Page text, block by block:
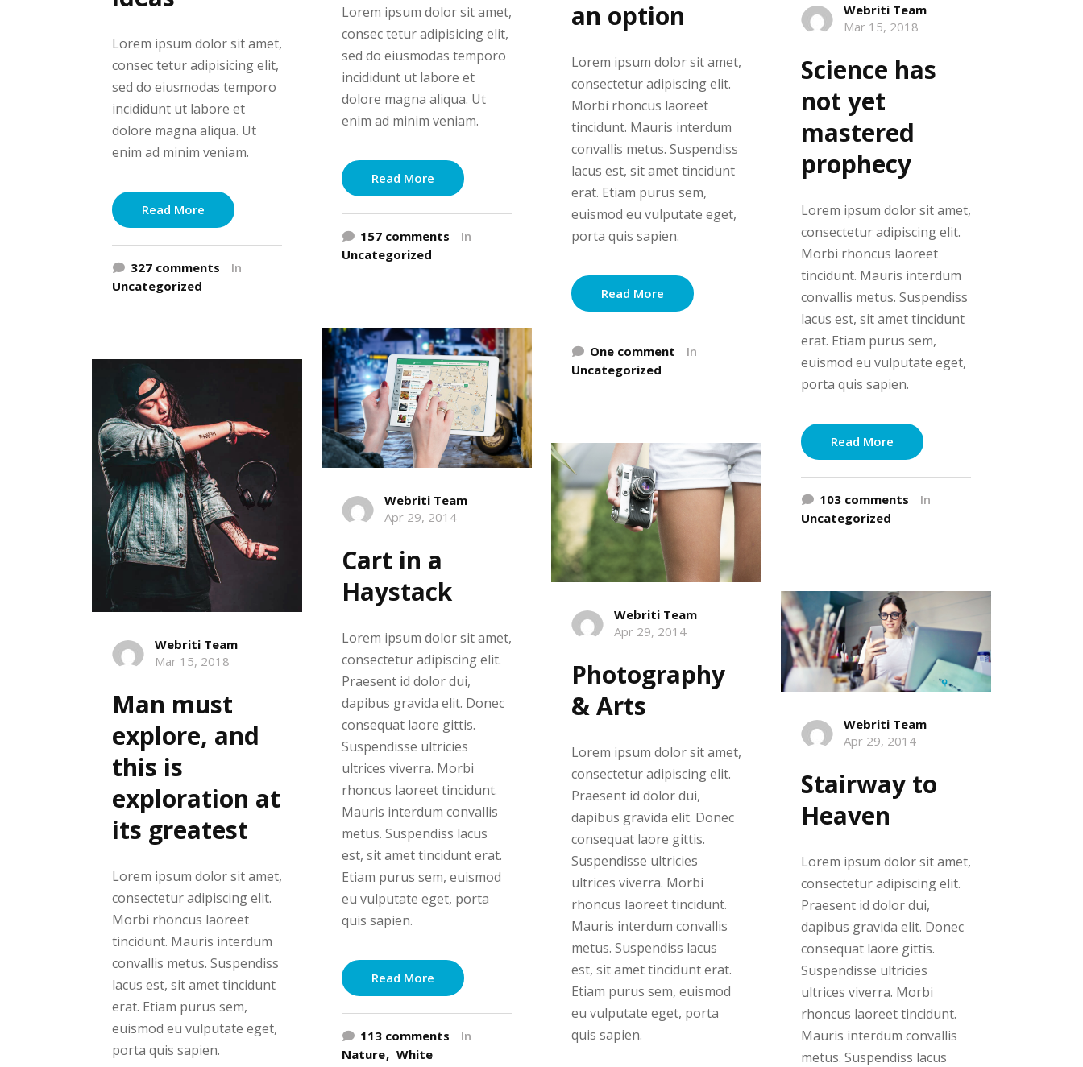
Lorem ipsum dolor sit amet,
consec tetur adipisicing elit,
sed do eiusmodas temporo
incididunt ut labore et
dolore magna aliqua. Ut
enim ad minim veniam.
Read More
327 comments
In
Uncategorized
Webriti Team
Mar 15, 2018
Man must
explore, and
this is
exploration at
its greatest
Lorem ipsum dolor sit amet,
consectetur adipiscing elit.
Morbi rhoncus laoreet
tincidunt. Mauris interdum
convallis metus. Suspendiss
lacus est, sit amet tincidunt
erat. Etiam purus sem,
euismod eu vulputate eget,
porta quis sapien.
Lorem ipsum dolor sit amet,
consec tetur adipisicing elit,
sed do eiusmodas temporo
incididunt ut labore et
dolore magna aliqua. Ut
enim ad minim veniam.
Read More
157 comments
In
Uncategorized
Webriti Team
Apr 29, 2014
Cart in a
Haystack
Lorem ipsum dolor sit amet,
consectetur adipiscing elit.
Praesent id dolor dui,
dapibus gravida elit. Donec
consequat laore gittis.
Suspendisse ultricies
ultrices viverra. Morbi
rhoncus laoreet tincidunt.
Mauris interdum convallis
metus. Suspendiss lacus
est, sit amet tincidunt erat.
Etiam purus sem, euismod
eu vulputate eget, porta
quis sapien.
Read More
113 comments
In
Nature
White
an option
Lorem ipsum dolor sit amet,
consectetur adipiscing elit.
Morbi rhoncus laoreet
tincidunt. Mauris interdum
convallis metus. Suspendiss
lacus est, sit amet tincidunt
erat. Etiam purus sem,
euismod eu vulputate eget,
porta quis sapien.
Read More
One comment
In
Uncategorized
Webriti Team
Apr 29, 2014
Photography
& Arts
Lorem ipsum dolor sit amet,
consectetur adipiscing elit.
Praesent id dolor dui,
dapibus gravida elit. Donec
consequat laore gittis.
Suspendisse ultricies
ultrices viverra. Morbi
rhoncus laoreet tincidunt.
Mauris interdum convallis
metus. Suspendiss lacus
est, sit amet tincidunt erat.
Etiam purus sem, euismod
eu vulputate eget, porta
quis sapien.
Webriti Team
Mar 15, 2018
Science has
not yet
mastered
prophecy
Lorem ipsum dolor sit amet,
consectetur adipiscing elit.
Morbi rhoncus laoreet
tincidunt. Mauris interdum
convallis metus. Suspendiss
lacus est, sit amet tincidunt
erat. Etiam purus sem,
euismod eu vulputate eget,
porta quis sapien.
Read More
103 comments
In
Uncategorized
Webriti Team
Apr 29, 2014
Stairway to
Heaven
Lorem ipsum dolor sit amet,
consectetur adipiscing elit.
Praesent id dolor dui,
dapibus gravida elit. Donec
consequat laore gittis.
Suspendisse ultricies
ultrices viverra. Morbi
rhoncus laoreet tincidunt.
Mauris interdum convallis
metus. Suspendiss lacus